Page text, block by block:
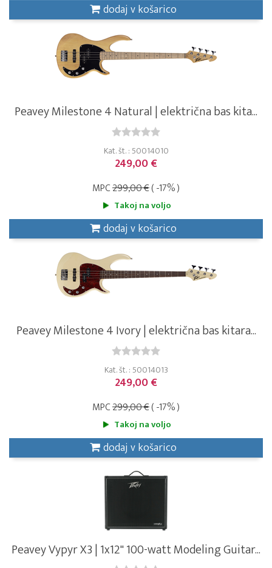
dodaj v košarico
Peavey Milestone 4 Natural | električna bas kita...
Kat. št. : 50014010
249,00 €
MPC299,00 €( -17% )
Takoj na voljo
dodaj v košarico
Peavey Milestone 4 Ivory | električna bas kitara...
Kat. št. : 50014013
249,00 €
MPC299,00 €( -17% )
Takoj na voljo
dodaj v košarico
Peavey Vypyr X3 | 1x12" 100-watt Modeling Guitar...